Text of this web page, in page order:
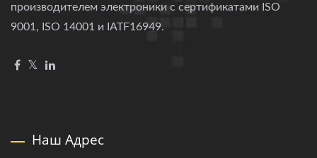
производителем электроники с сертификатами ISO
9001, ISO 14001 и IATF16949.
Наш Адрес